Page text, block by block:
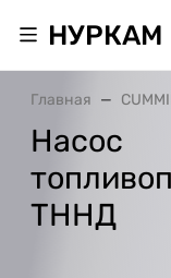
НУРКАМ
Главная
Насос
ТННД